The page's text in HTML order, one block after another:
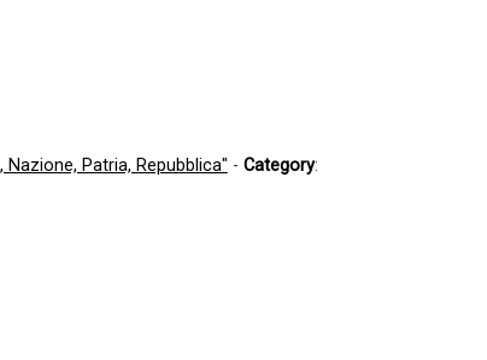
Patria, Repubblica" - Category: